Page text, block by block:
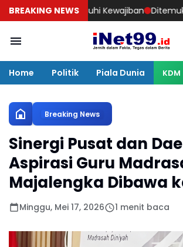
BREAKING NEWS
Penuhi Kewajiban Ditemukan Terlantar
Home Politik Piala Dunia KDM
Breaking News
Sinergi Pusat dan
Aspirasi Guru
Majalengka Dibawa
Minggu, Mei 17, 2026 1 menit baca